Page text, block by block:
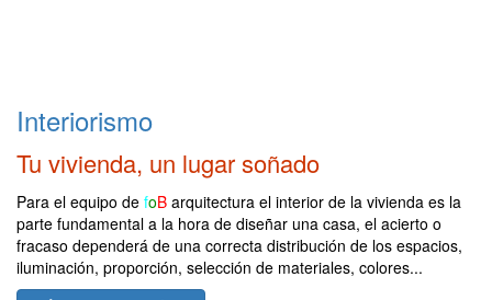
Interiorismo
Tu vivienda, un lugar soñado
Para el equipo de foB arquitectura el interior de la vivienda es la
parte fundamental a la hora de diseñar una casa, el acierto o
fracaso dependerá de una correcta distribución de los espacios,
iluminación, proporción, selección de materiales, colores...